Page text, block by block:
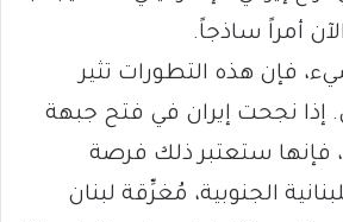
أمراً ساذجاً.
فإن هذه التطورات تثير
إذا نجحت إيران في فتح جبهة
فإنها ستعتبر ذلك فرصة
الجنوبية، مُغرِّقة لبنان